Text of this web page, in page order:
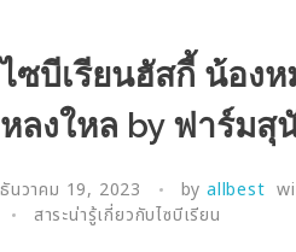
ไซบีเรียนฮัสกี้ น้อง
หลงใหล by ฟาร์มสุ
ธันวาคม 19, 2023 by allbest
สาระน่ารู้เกี่ยวกับไซบีเรียน